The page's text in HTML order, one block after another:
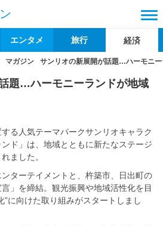
エンタメ 旅行 経済
マガジン サンリオの新展開が話題…ハーモニ
題…ハーモニーランドが地域
る人気テーマパークサンリオキャラク
ド」は、地域とともに新たなステージ
ました。
ターテイメントと、杵築市、日出町の
」を締結。観光振興や地域活性化を目
”に向けた取り組みがスタートしまし